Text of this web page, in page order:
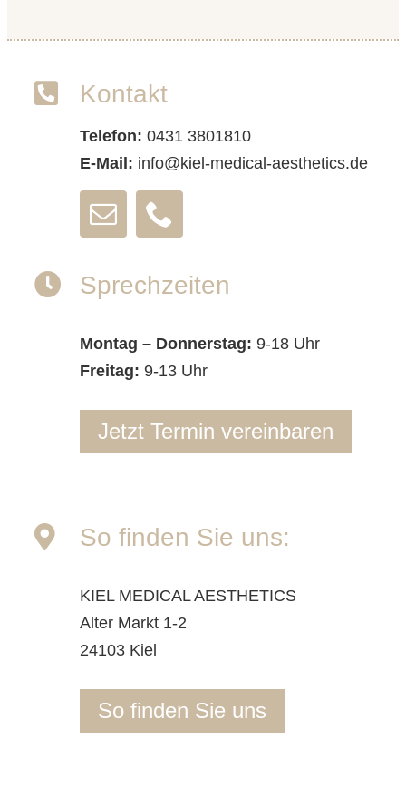
Kontakt
Telefon: 0431 3801810
E-Mail: info@kiel-medical-aesthetics.de
Sprechzeiten
Montag – Donnerstag: 9-18 Uhr
Freitag: 9-13 Uhr
Jetzt Termin vereinbaren
So finden Sie uns:
KIEL MEDICAL AESTHETICS
Alter Markt 1-2
24103 Kiel
So finden Sie uns